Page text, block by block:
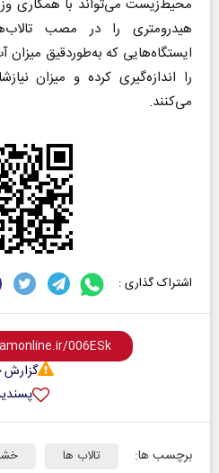
محیط‌زیست می‌تواند با همکاری
هیدرومتری را در مصب
ایستگاه‌هایی که به‌طوردقیق
را اندازه‌گیری کرده و میزان
می‌کنند.
اشتراک گذاری :
گزارش
برچسب ها: تالاب ها